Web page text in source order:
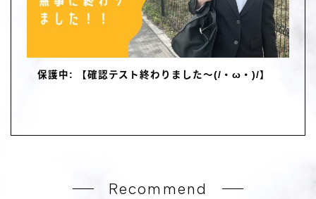
保護中: 【確認テスト終わりました～(/・ω・)/】
Recommend